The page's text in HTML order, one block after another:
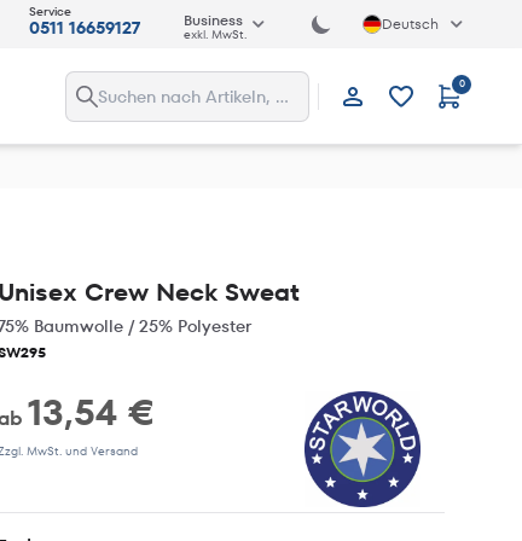
Service
0511 16659127 Business
exkl. MwSt. Deutsch
Anmelden
0
Unisex Crew Neck Sweat
Baumwolle / 25% Polyester
13,54 €
MwSt. und Versand